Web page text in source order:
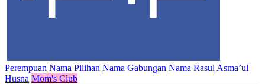
Perempuan Nama Pilihan Nama Gabungan Nama Rasul Asma’ul
Husna Mom's Club